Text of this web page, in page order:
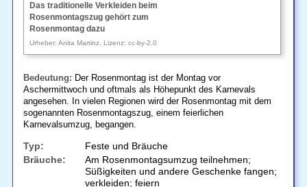
Das traditionelle Verkleiden beim
Rosenmontagszug gehört zum
Rosenmontag dazu
Urheber: Anita Martinz. Lizenz: cc-by-2.0
Bedeutung: Der Rosenmontag ist der Montag vor
Aschermittwoch und oftmals als Höhepunkt des Karnevals
angesehen. In vielen Regionen wird der Rosenmontag mit dem
sogenannten Rosenmontagszug, einem feierlichen
Karnevalsumzug, begangen.
Typ:
Feste und Bräuche
Bräuche:
Am Rosenmontagsumzug teilnehmen;
Süßigkeiten und andere Geschenke fangen;
verkleiden; feiern